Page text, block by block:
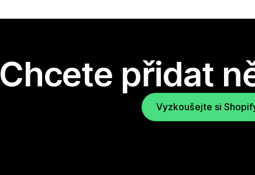
Chcete přidat
Vyzkoušejte si